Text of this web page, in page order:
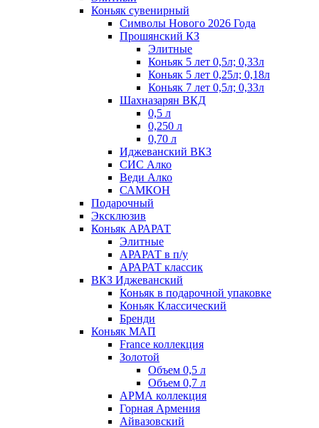
Коньяк сувенирный
Символы Нового 2026 Года
Прошянский КЗ
Элитные
Коньяк 5 лет 0,5л; 0,33л
Коньяк 5 лет 0,25л; 0,18л
Коньяк 7 лет 0,5л; 0,33л
Шахназарян ВКД
0,5 л
0,250 л
0,70 л
Иджеванский ВКЗ
СИС Алко
Веди Алко
САМКОН
Подарочный
Эксклюзив
Коньяк АРАРАТ
Элитные
АРАРАТ в п/у
АРАРАТ классик
ВКЗ Иджеванский
Коньяк в подарочной упаковке
Коньяк Классический
Бренди
Коньяк МАП
France коллекция
Золотой
Объем 0,5 л
Объем 0,7 л
АРМА коллекция
Горная Армения
Айвазовский